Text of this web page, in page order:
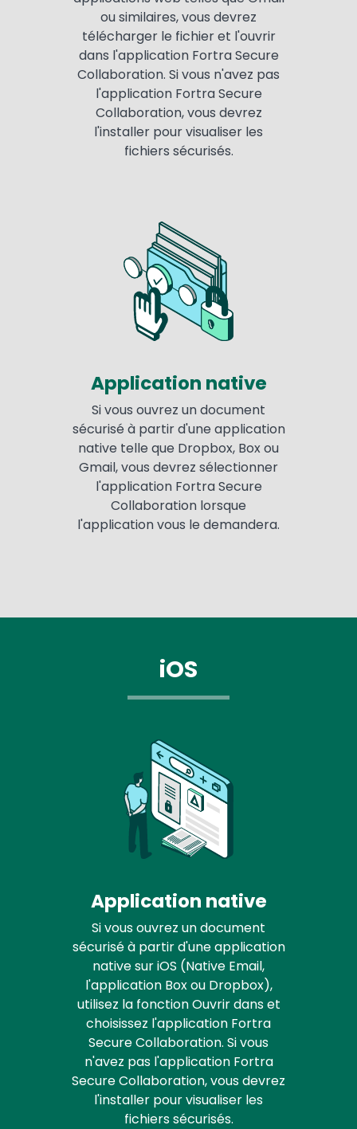
ou similaires, vous devrez
télécharger le fichier et l'ouvrir
dans l'application Fortra Secure
Collaboration. Si vous n'avez pas
l'application Fortra Secure
Collaboration, vous devrez
l'installer pour visualiser les
fichiers sécurisés.
Application native
Si vous ouvrez un document
sécurisé à partir d'une application
native telle que Dropbox, Box ou
Gmail, vous devrez sélectionner
l'application Fortra Secure
Collaboration lorsque
l'application vous le demandera.
iOS
Application native
Si vous ouvrez un document
sécurisé à partir d'une application
native sur iOS (Native Email,
l'application Box ou Dropbox),
utilisez la fonction Ouvrir dans et
choisissez l'application Fortra
Secure Collaboration. Si vous
n'avez pas l'application Fortra
Secure Collaboration, vous devrez
l'installer pour visualiser les
fichiers sécurisés.